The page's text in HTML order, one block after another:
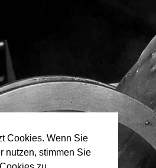
Cookies. Wenn Sie
nutzen, stimmen Sie